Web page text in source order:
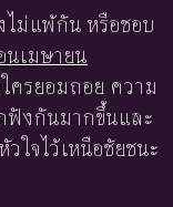
ม่แพ้กัน หรือชอบ
นเมษายน
ครยอมถอย ความ
ฟังกันมากขึ้นและ
ใจไว้เหนือชัยชนะ